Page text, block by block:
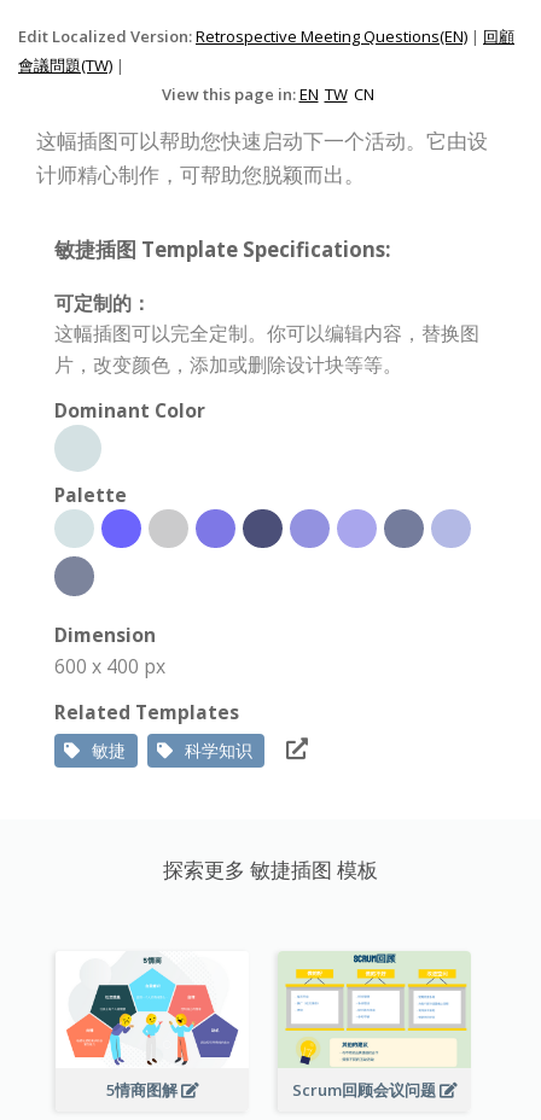
Edit Localized Version:Retrospective Meeting Questions(EN) | 回顧
會議問題(TW) |
View this page in:EN TW CN
这幅插图可以帮助您快速启动下一个活动。它由设
计师精心制作，可帮助您脱颖而出。
敏捷插图 Template Specifications:
可定制的：
这幅插图可以完全定制。你可以编辑内容，替换图
片，改变颜色，添加或删除设计块等等。
Dominant Color
Palette
Dimension
600 x 400 px
Related Templates
敏捷 科学知识
探索更多 敏捷插图 模板
5情商图解 Scrum回顾会议问题